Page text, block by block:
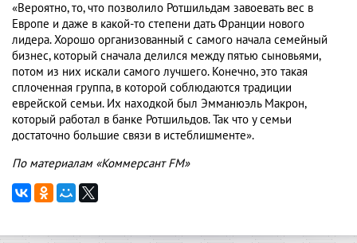
«Вероятно, то, что позволило Ротшильдам завоевать вес в
Европе и даже в какой-то степени дать Франции нового
лидера. Хорошо организованный с самого начала семейный
бизнес, который сначала делился между пятью сыновьями,
потом из них искали самого лучшего. Конечно, это такая
сплоченная группа, в которой соблюдаются традиции
еврейской семьи. Их находкой был Эмманюэль Макрон,
который работал в банке Ротшильдов. Так что у семьи
достаточно большие связи в истеблишменте».
По материалам «Коммерсант FM»